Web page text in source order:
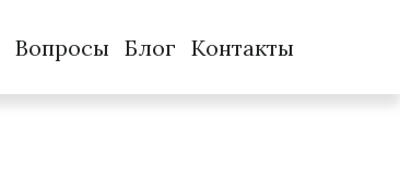
Вопросы Блог Контакты